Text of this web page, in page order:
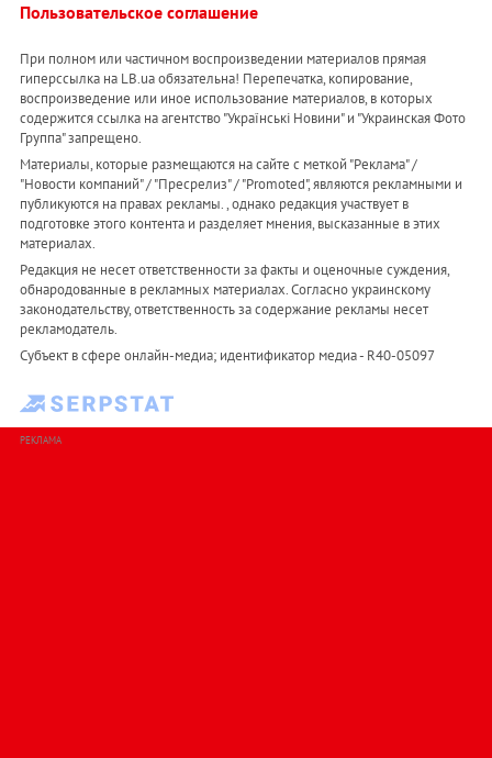
Пользовательское соглашение
При полном или частичном воспроизведении материалов прямая
гиперссылка на LB.ua обязательна! Перепечатка, копирование,
воспроизведение или иное использование материалов, в которых
содержится ссылка на агентство "Українськi Новини" и "Украинская Фото
Группа" запрещено.
Материалы, которые размещаются на сайте с меткой "Реклама" /
"Новости компаний" / "Пресрелиз" / "Promoted", являются рекламными и
публикуются на правах рекламы. , однако редакция участвует в
подготовке этого контента и разделяет мнения, высказанные в этих
материалах.
Редакция не несет ответственности за факты и оценочные суждения,
обнародованные в рекламных материалах. Согласно украинскому
законодательству, ответственность за содержание рекламы несет
рекламодатель.
Субъект в сфере онлайн-медиа; идентификатор медиа - R40-05097
РЕКЛАМА